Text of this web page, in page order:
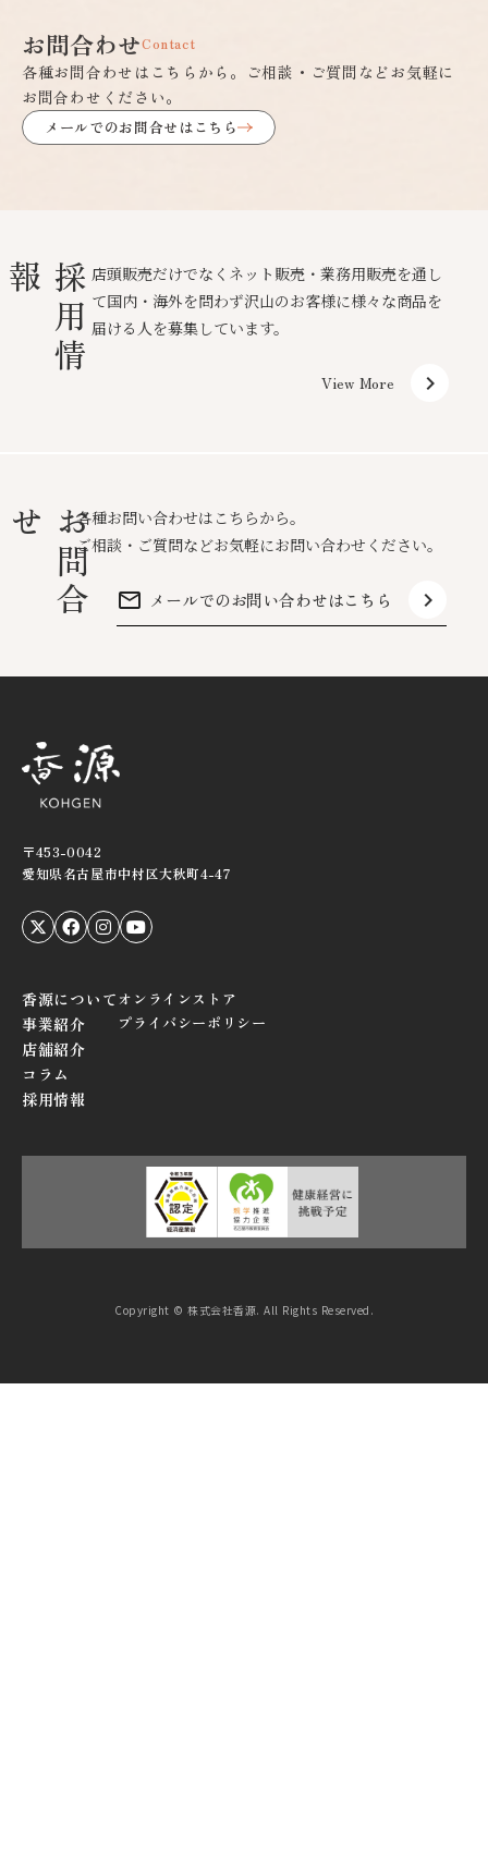
お問合わせContact
各種お問合わせはこちらから。ご相談・ご質問などお気軽に
お問合わせください。
メールでのお問合せはこちら
採
用
情
報
店頭販売だけでなくネット販売・業務用販売を通し
て国内・海外を問わず沢山のお客様に様々な商品を
届ける人を募集しています。
View More keyboard_arrow_right
お
問
合
せ
各種お問い合わせはこちらから。
ご相談・ご質問などお気軽にお問い合わせください。
mail_outline メールでのお問い合わせはこちら keyboard_arrow_right
〒453-0042
愛知県名古屋市中村区大秋町4-47
香源について
事業紹介
店舗紹介
コラム
採用情報
オンラインストア
プライバシーポリシー
Copyright © 株式会社香源. All Rights Reserved.